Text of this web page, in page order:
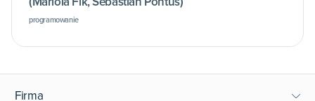
programowanie
Firma